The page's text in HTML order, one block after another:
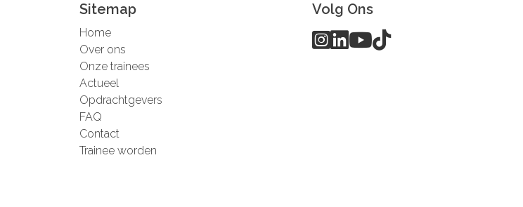
Sitemap
Home
Over ons
Onze trainees
Actueel
Opdrachtgevers
FAQ
Contact
Trainee worden
Volg Ons